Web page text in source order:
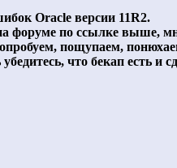
Oracle версии 11R2.
форуме по ссылке выше,
пощупаем,
что бекап есть и